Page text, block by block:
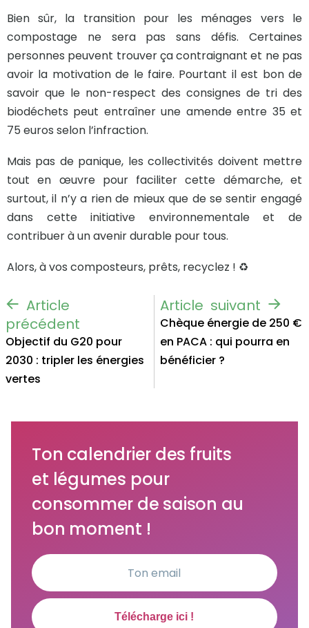
Bien sûr, la transition pour les ménages vers le
compostage ne sera pas sans défis. Certaines
personnes peuvent trouver ça contraignant et ne pas
avoir la motivation de le faire. Pourtant il est bon de
savoir que le non-respect des consignes de tri des
biodéchets peut entraîner une amende entre 35 et
75 euros selon l’infraction.
Mais pas de panique, les collectivités doivent mettre
tout en œuvre pour faciliter cette démarche, et
surtout, il n’y a rien de mieux que de se sentir engagé
dans cette initiative environnementale et de
contribuer à un avenir durable pour tous.
Alors, à vos composteurs, prêts, recyclez ! ♻️
Objectif du G20 pour
2030 : tripler les énergies
vertes
Chèque énergie de 250 €
en PACA : qui pourra en
bénéficier ?
Ton calendrier des fruits
et légumes pour
consommer de saison au
bon moment !